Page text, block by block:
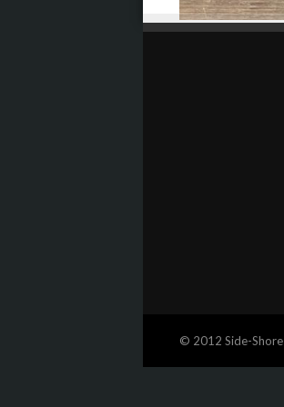
© 2012 Side-Shore